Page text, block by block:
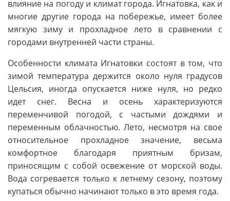
влияние на погоду и климат города. Игнатовка, как и
многие другие города на побережье, имеет более
мягкую зиму и прохладное лето в сравнении с
городами внутренней части страны.
Особенности климата Игнатовки состоят в том, что
зимой температура держится около нуля градусов
Цельсия, иногда опускается ниже нуля, но редко
идет снег. Весна и осень характеризуются
переменчивой погодой, с частыми дождями и
переменным облачностью. Лето, несмотря на свое
относительное прохладное значение, весьма
комфортное благодаря приятным бризам,
приносящим с собой освежение от морской воды.
Вода согревается только к летнему сезону, поэтому
купаться обычно начинают только в это время года.